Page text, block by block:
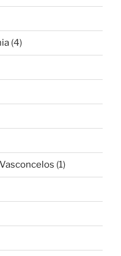
(4)
(1)